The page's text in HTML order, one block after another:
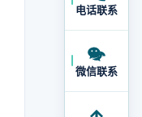
电话联系
微信联系